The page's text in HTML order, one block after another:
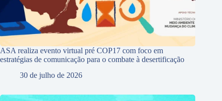
ASA realiza evento virtual pré COP17 com foco em
estratégias de comunicação para o combate à desertificação
30 de julho de 2026